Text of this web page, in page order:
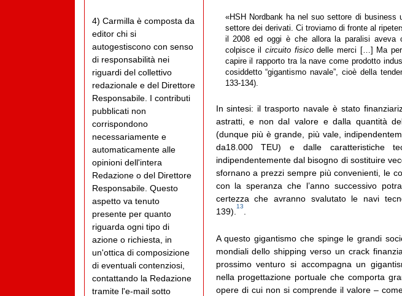
«HSH Nordbank ha nel suo settore di business
settore dei derivati. Ci troviamo di fronte al
il 2008 ed oggi è che allora la paralisi aveva
colpisce il circuito fisicodelle merci […] Ma per
capire il rapporto tra la nave come prodotto
cosiddetto “gigantismo navale”, cioè della
133-134).
In sintesi: il trasporto navale è stato
astratti, e non dal valore e dalla quantità
(dunque più è grande, più vale,
da18.000 TEU) e dalle caratteristiche
indipendentemente dal bisogno di sostituire
sfornano a prezzi sempre più convenienti, le
con la speranza che l’anno successivo
certezza che avranno svalutato le navi
139).
13
.
A questo gigantismo che spinge le grandi
mondiali dello shipping verso un crack
prossimo venturo si accompagna un
nella progettazione portuale che comporta
opere di cui non si comprende il valore –
4) Carmilla è composta da
editor chi si
autogestiscono con senso
di responsabilità nei
riguardi del collettivo
redazionale e del Direttore
Responsabile. I contributi
pubblicati non
corrispondono
necessariamente e
automaticamente alle
opinioni dell'intera
Redazione o del Direttore
Responsabile. Questo
aspetto va tenuto
presente per quanto
riguarda ogni tipo di
azione o richiesta, in
un'ottica di composizione
di eventuali contenziosi,
contattando la Redazione
tramite l'e-mail sotto